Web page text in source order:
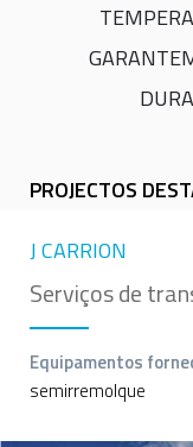
PROJECTOS
J CARRION
Serviços de
Equipamentos
semirremolque